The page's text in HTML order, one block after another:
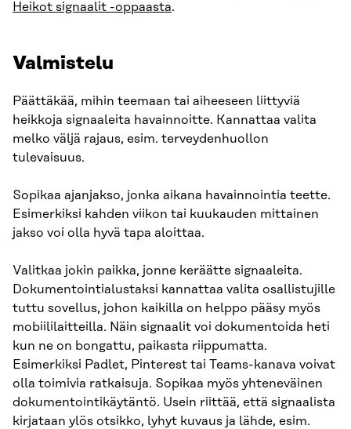
Heikot signaalit -oppaasta.
Valmistelu
Päättäkää, mihin teemaan tai aiheeseen liittyviä
heikkoja signaaleita havainnoitte. Kannattaa valita
melko väljä rajaus, esim. terveydenhuollon
tulevaisuus.
Sopikaa ajanjakso, jonka aikana havainnointia teette.
Esimerkiksi kahden viikon tai kuukauden mittainen
jakso voi olla hyvä tapa aloittaa.
Valitkaa jokin paikka, jonne keräätte signaaleita.
Dokumentointialustaksi kannattaa valita osallistujille
tuttu sovellus, johon kaikilla on helppo pääsy myös
mobiililaitteilla. Näin signaalit voi dokumentoida heti
kun ne on bongattu, paikasta riippumatta.
Esimerkiksi Padlet, Pinterest tai Teams-kanava voivat
olla toimivia ratkaisuja. Sopikaa myös yhteneväinen
dokumentointikäytäntö. Usein riittää, että signaalista
kirjataan ylös otsikko, lyhyt kuvaus ja lähde, esim.